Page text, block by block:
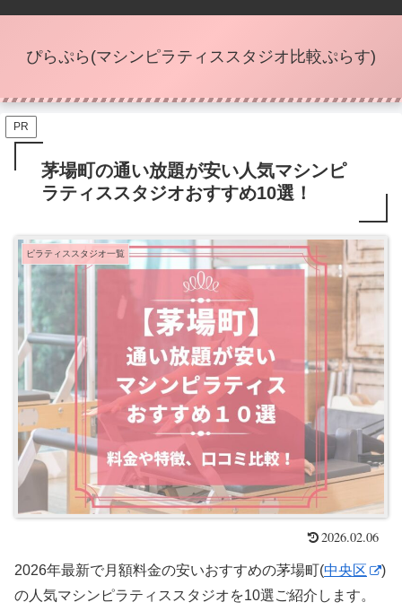
ぴらぷら(マシンピラティススタジオ比較ぷらす)
PR
茅場町の通い放題が安い人気マシンピ
ラティススタジオおすすめ10選！
ピラティススタジオ一覧
2026.02.06
2026年最新で月額料金の安いおすすめの茅場町(中央区
)
の人気マシンピラティススタジオを10選ご紹介します。